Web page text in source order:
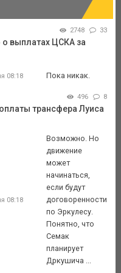
2748 33
о выплатах ЦСКА за
08:18 Пока никак.
496 8
трансфера Луиса
08:18
Возможно. Но
движение
может
начинаться,
если будут
договоренности
по Эркулесу.
Понятно, что
Семак
планирует
Дркушича ...